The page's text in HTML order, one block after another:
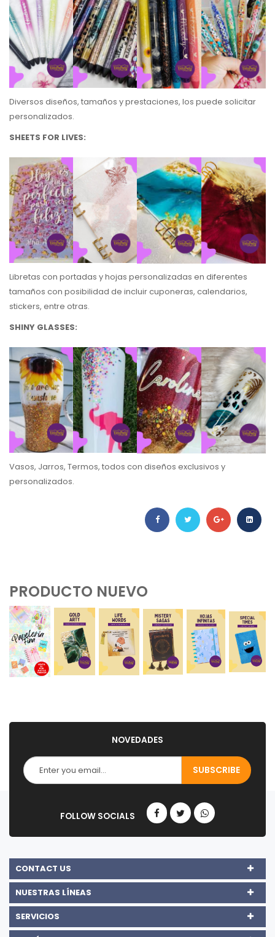
Diversos diseños, tamaños y prestaciones, los puede solicitar
personalizados.
SHEETS FOR LIVES:
Libretas con portadas y hojas personalizadas en diferentes
tamaños con posibilidad de incluir cuponeras, calendarios,
stickers, entre otras.
SHINY GLASSES:
Vasos, Jarros, Termos, todos con diseños exclusivos y
personalizados.
PRODUCTO NUEVO
NOVEDADES
CONTACT US
NUESTRAS LÍNEAS
SERVICIOS